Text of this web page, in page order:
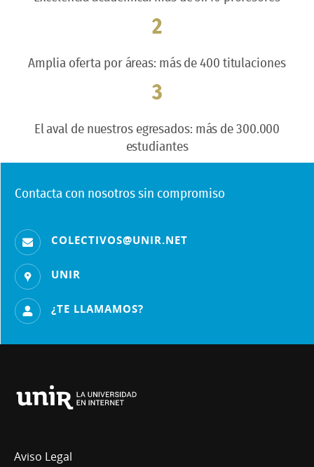
2
Amplia oferta por áreas: más de 400 titulaciones
3
El aval de nuestros egresados: más de 300.000
estudiantes
Contacta con nosotros sin compromiso
COLECTIVOS@UNIR.NET
UNIR
¿TE LLAMAMOS?
La
Rioja
Aviso Legal